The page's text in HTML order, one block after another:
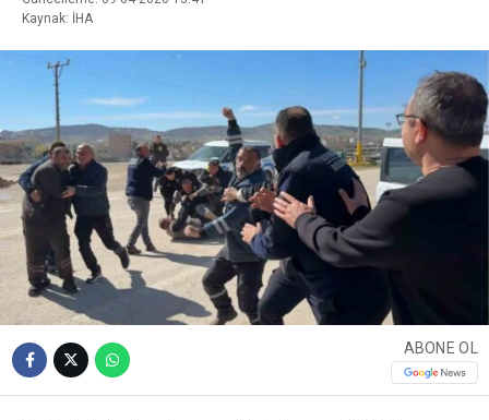
Kaynak: İHA
ABONE OL